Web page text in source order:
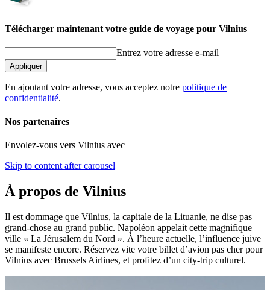
Télécharger maintenant votre guide de voyage pour Vilnius
Entrez votre adresse e-mail
Appliquer
En ajoutant votre adresse, vous acceptez notre politique de
confidentialité.
Nos partenaires
Envolez-vous vers Vilnius avec
Skip to content after carousel
À propos de Vilnius
Il est dommage que Vilnius, la capitale de la Lituanie, ne dise pas
grand-chose au grand public. Napoléon appelait cette magnifique
ville « La Jérusalem du Nord ». À l’heure actuelle, l’influence juive
se manifeste encore. Réservez vite votre billet d’avion pas cher pour
Vilnius avec Brussels Airlines, et profitez d’un city-trip culturel.